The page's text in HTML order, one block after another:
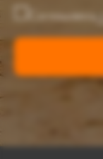
Соглашаюсь